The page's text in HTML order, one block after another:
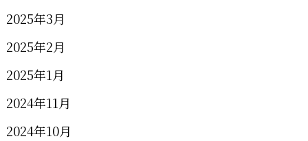
2025年3月
2025年2月
2025年1月
2024年11月
2024年10月